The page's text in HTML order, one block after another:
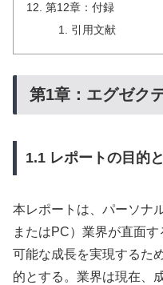
第12章：付録
引用文献
第1章：エグゼク
1.1 レポートの目的
本レポートは、パーソナ
またはPC）業界が直面
可能な成長を実現するた
的とする。業界は現在、